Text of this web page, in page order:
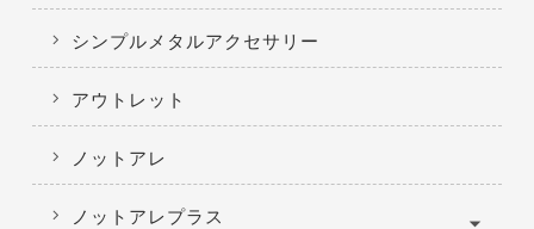
シンプルメタルアクセサリー
アウトレット
ノットアレ
ノットアレプラス